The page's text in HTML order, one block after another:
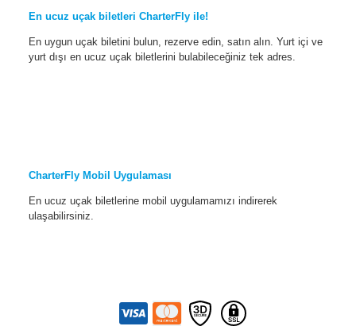
En ucuz uçak biletleri CharterFly ile!
En uygun uçak biletini bulun, rezerve edin, satın alın. Yurt içi ve
yurt dışı en ucuz uçak biletlerini bulabileceğiniz tek adres.
CharterFly Mobil Uygulaması
En ucuz uçak biletlerine mobil uygulamamızı indirerek
ulaşabilirsiniz.